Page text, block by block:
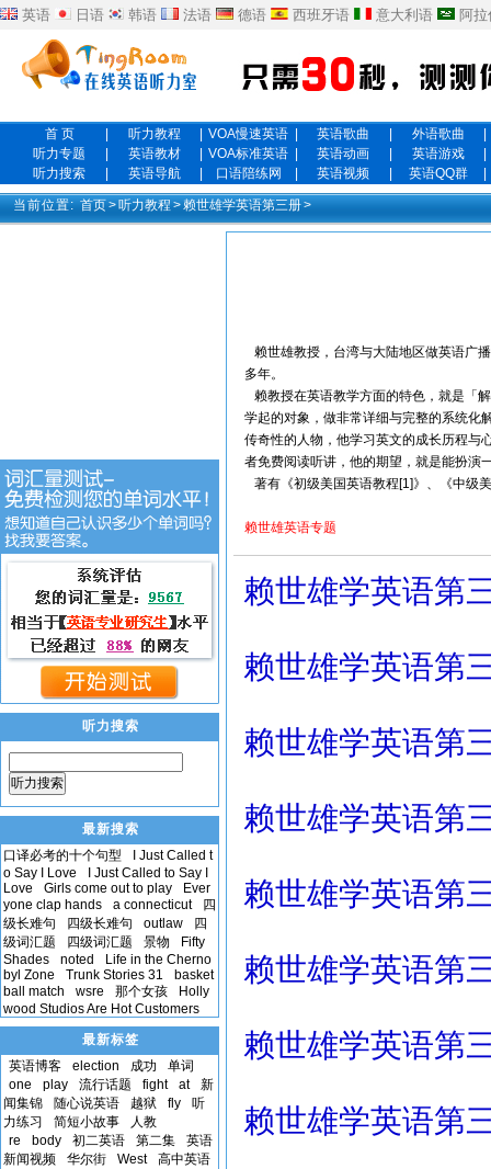
英语 日语 韩语 法语 德语 西班牙语 意大利语 阿
首 页 听力教程 VOA慢速英语 英语歌曲 外语歌曲
听力专题
英语教材 VOA标准英语 英语动画 英语游戏
听力搜索
英语导航 口语陪练网 英语视频 英语QQ群
当前位置: 首页>听力教程 >赖世雄学英语第三册>
赖世雄教授，台湾与大陆地区做英语广
多年。
赖教授在英语教学方面的特色，就是「
学起的对象，做非常详细与完整的系统化
传奇性的人物，他学习英文的成长历程与
者免费阅读听讲，他的期望，就是能扮演
著有《初级美国英语教程[1]》、《中级
赖世雄英语专题
赖世雄学英语第
赖世雄学英语第
赖世雄学英语第
赖世雄学英语第
赖世雄学英语第
赖世雄学英语第
赖世雄学英语第
赖世雄学英语第
听力搜索
听力搜索
最新搜索
口译必考的十个句型
I Just Called t
o Say I Love
I Just Called to Say I
Love
Girls come out to play
Ever
yone clap hands
a connecticut
四
级长难句
四级长难句 outlaw
四
级词汇题
四级词汇题 景物
Fifty
Shades
noted
Life in the Cherno
byl Zone
Trunk Stories 31
basket
ball match
wsre 那个女孩
Holly
wood Studios Are Hot Customers
最新标签
英语博客
election 成功
单词
one
play 流行话题 fight at
新
闻集锦
随心说英语 越狱 fly
听
力练习
简短小故事
人教
re
body 初二英语 第二集
英语
新闻视频
华尔街 West
高中英语